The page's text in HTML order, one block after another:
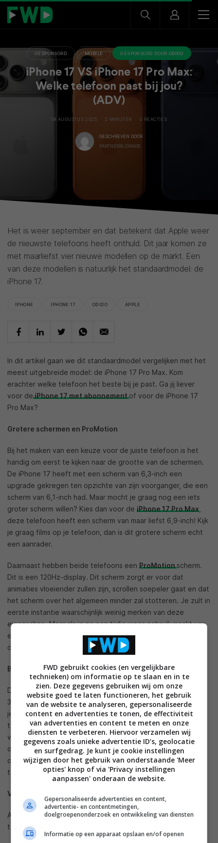
GESPONSORD MOBILE GESPONSORD DOOR ODIDO
iPhone 17 VS iPhone 17 Pro Max:
Welke telefoon past bij jou?
(ADV)
09 AUGUSTUS 2025 2 MINUTEN 0 REACTIES
GESCHREVEN DOOR
PARTNERBIJDRAGE
Het is weer september en dat betekent dat Apple weer
de nieuwste telefoons heeft onthuld. Dit jaar komen ze
met maarliefst vier nieuwe modellen op de markt. Een
van deze modellen is natuurlijk het standaardmodel: de
iPhone 17.
IPHONE IPHONE 17 ODIDO APPLE
In dit artikel gaan we dit standaardmodel vergelijken met het
meest uitgebreide model: de iPhone 17 Pro Max. Kom
erachter welke telefoon het beste bij je past. Ga jij liever
voor deiPhone 17 met abonnementof voor de iPhone 17
Pro Max?
Grotere schermen en ProMotion
Bij het maken van een keuze voor de juiste telefoon is het
handig om eerst te kijken naar de grootte van de schermen.
De iPhone 17 heeft met een scherm van 6,3-inch een
upgrade gekregen ten opzichte van zijn voorganger, die een
scherm van 6,1-inch had. Maar mocht je graag nog een iets
groter scherm willen? Kies dan voor de iPhone 17 Pro Max
deze telefoon heeft een scherm van maar liefst 6,9-inch! Kijk
je graag films op je telefoon, dan is dit grotere scherm echt
een aanrader.
Daarnaast hebben beide telefoons een ProMotionscherm.
Dit is een 120Hz-display. Dit scherm zorgt er voor dat
animaties vloeiender zullen zijn, scrollen soepeler gaat en dat
het scherm over het algemeen minder zal stotteren. Je zult in
eerste instantie waarschijnlijk weinig merken van deze
eigenschap. Maar als je na een tijdje weer gebruik maakt van
een telefoon zonder ProMotion scherm, zul je merken dat
deze eigenschap toch echt de moeite waard is.
Batterij iPhone 17 Pro max
De iPhone 17 Pro Max heeft een batterij waarmee je tot wel
37 uur ongestoord video’s kan afspelen. Dit zorgt ervoor dat
je je
powerbankwel achterwegen kan laten. Mocht je
telefoon toch leeg raken? Geen paniek. Als je een adapter
van 40W of meer gebruikt in combinatie met een USB-C
oplaadkabel, dan is je telefoon binnen 20 minuten 50%
opgeladen! Hierdoor kom je nooit meer met een lege
telefoon te zitten en ben je altijd bereikbaar.
Vernieuwde chips
Alsof deze upgrades nog niet genoeg zijn, hebben beide
telefoons ook vernieuwde chips.
FWD gebruikt cookies (en vergelijkbare
technieken) om informatie op te slaan en in te
zien. Deze gegevens gebruiken wij om onze
website goed te laten functioneren, het gebruik
van de website te analyseren, gepersonaliseerde
content en advertenties te tonen, de effectiviteit
van advertenties en content te meten en onze
diensten te verbeteren. Hiervoor verzamelen wij
gegevens zoals unieke advertentie ID’s, geolocatie
en surfgedrag. Je kunt je cookie instellingen
wijzigen door het gebruik van onderstaande 'Meer
opties' knop of via 'Privacy instellingen
aanpassen' onderaan de website.
Gepersonaliseerde advertenties en content,
advertentie- en contentmetingen,
doelgroepenonderzoek en ontwikkeling van diensten
Informatie op een apparaat opslaan en/of openen